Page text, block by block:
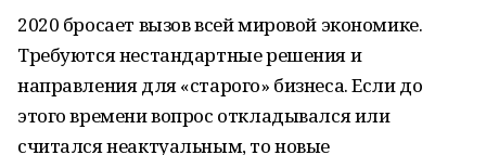
2020 бросает вызов всей мировой экономике.
Требуются нестандартные решения и
направления для «старого» бизнеса. Если до
этого времени вопрос откладывался или
считался неактуальным, то новые